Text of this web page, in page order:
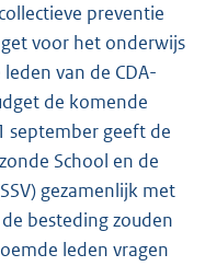
preventie
voor het onderwijs
van de CDA-
de komende
september geeft de
School en de
gezamenlijk met
besteding zouden
leden vragen